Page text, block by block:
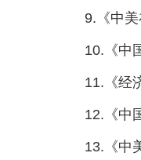
9.《中
10.《中
11.《经
12.《中
13.《中